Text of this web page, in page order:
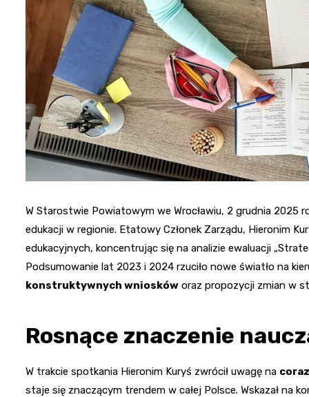
W Starostwie Powiatowym we Wrocławiu, 2 grudnia 2025
edukacji w regionie. Etatowy Członek Zarządu, Hieronim
edukacyjnych, koncentrując się na analizie ewaluacji
Podsumowanie lat 2023 i 2024 rzuciło nowe światło na
konstruktywnych wniosków oraz propozycji zmian w
Rosnące znaczenie
W trakcie spotkania Hieronim Kuryś zwrócił uwagę na
staje się znaczącym trendem w całej Polsce. Wskazał na